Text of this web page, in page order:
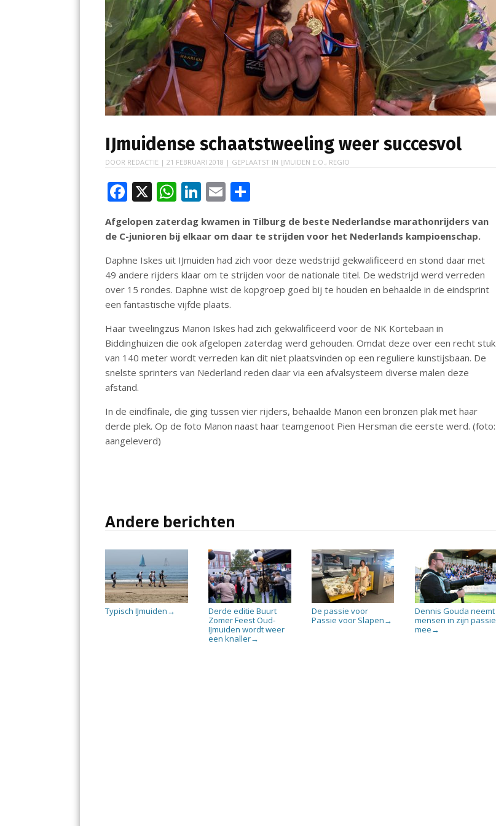
IJmuidense schaatstweeling weer succesvol
DOOR REDACTIE |21 FEBRUARI 2018 | GEPLAATST IN IJMUIDEN E.O., REGIO
F
ac
e
b
o
o
k
X W
h
at
s
A
p
p
Li
n
k
e
dI
n
E
m
ai
l
e
Afgelopen zaterdag kwamen in Tilburg de beste Nederlandse marathonrijders van
de C-junioren bij elkaar om daar te strijden voor het Nederlands kampioenschap.
Daphne Iskes uit IJmuiden had zich voor deze wedstrijd gekwalificeerd en stond daar met
49 andere rijders klaar om te strijden voor de nationale titel. De wedstrijd werd verreden
over 15 rondes. Daphne wist de kopgroep goed bij te houden en behaalde in de eindsprint
een fantastische vijfde plaats.
Haar tweelingzus Manon Iskes had zich gekwalificeerd voor de NK Kortebaan in
Biddinghuizen die ook afgelopen zaterdag werd gehouden. Omdat deze over een recht stuk
van 140 meter wordt verreden kan dit niet plaatsvinden op een reguliere kunstijsbaan. De
snelste sprinters van Nederland reden daar via een afvalsysteem diverse malen deze
afstand.
In de eindfinale, die ging tussen vier rijders, behaalde Manon een bronzen plak met haar
derde plek. Op de foto Manon naast haar teamgenoot Pien Hersman die eerste werd. (foto:
aangeleverd)
Andere berichten
Typisch IJmuiden →
Derde editie Buurt
Zomer Feest Oud-
IJmuiden wordt weer
een knaller→
De passie voor
Passie voor Slapen →
Dennis Gouda neemt
mensen in zijn passie
mee →